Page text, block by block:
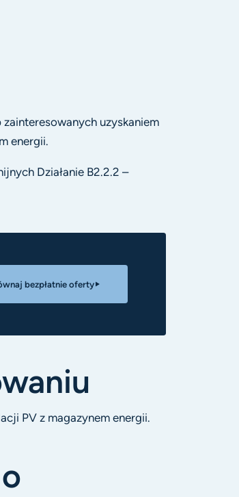
uzyskaniem
energii.
Działanie B2.2.2 –
bezpłatnie oferty
PV z magazynem energii.